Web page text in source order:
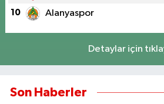
10 Alanyaspor
Detaylar için
Son Haberler